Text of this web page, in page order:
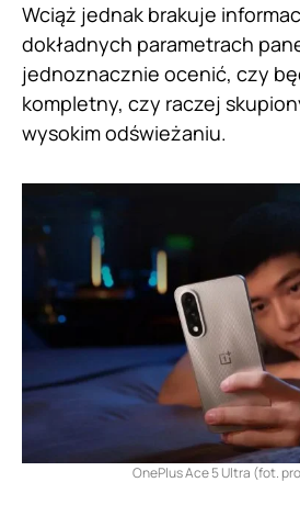
Wciąż jednak brakuje
dokładnych parametrach
jednoznacznie ocenić, czy
kompletny, czy raczej
wysokim odświeżaniu.
OnePlus Ace 5 Ultra (fot.